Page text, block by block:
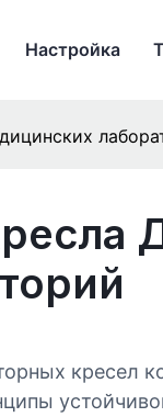
Настройка
кресел